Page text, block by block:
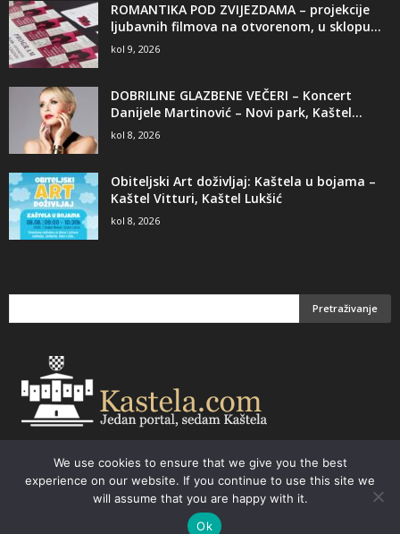
ROMANTIKA POD ZVIJEZDAMA – projekcije
ljubavnih filmova na otvorenom, u sklopu...
kol 9, 2026
DOBRILINE GLAZBENE VEČERI – Koncert
Danijele Martinović – Novi park, Kaštel...
kol 8, 2026
Obiteljski Art doživljaj: Kaštela u bojama –
Kaštel Vitturi, Kaštel Lukšić
kol 8, 2026
kastela@kastela.com Tel: +385 21 232-437 Izrada web stranica,
prodaja informatičke opreme. Vaš izbor –
Parchy Computers
We use cookies to ensure that we give you the best
experience on our website. If you continue to use this site we
will assume that you are happy with it.
Ok